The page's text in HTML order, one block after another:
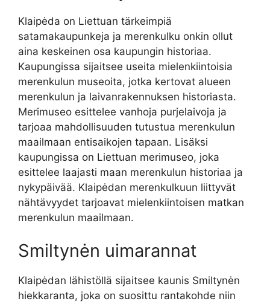
Klaipėda on Liettuan tärkeimpiä
satamakaupunkeja ja merenkulku onkin ollut
aina keskeinen osa kaupungin historiaa.
Kaupungissa sijaitsee useita mielenkiintoisia
merenkulun museoita, jotka kertovat alueen
merenkulun ja laivanrakennuksen historiasta.
Merimuseo esittelee vanhoja purjelaivoja ja
tarjoaa mahdollisuuden tutustua merenkulun
maailmaan entisaikojen tapaan. Lisäksi
kaupungissa on Liettuan merimuseo, joka
esittelee laajasti maan merenkulun historiaa ja
nykypäivää. Klaipėdan merenkulkuun liittyvät
nähtävyydet tarjoavat mielenkiintoisen matkan
merenkulun maailmaan.
Smiltynėn uimarannat
Klaipėdan lähistöllä sijaitsee kaunis Smiltynėn
hiekkaranta, joka on suosittu rantakohde niin